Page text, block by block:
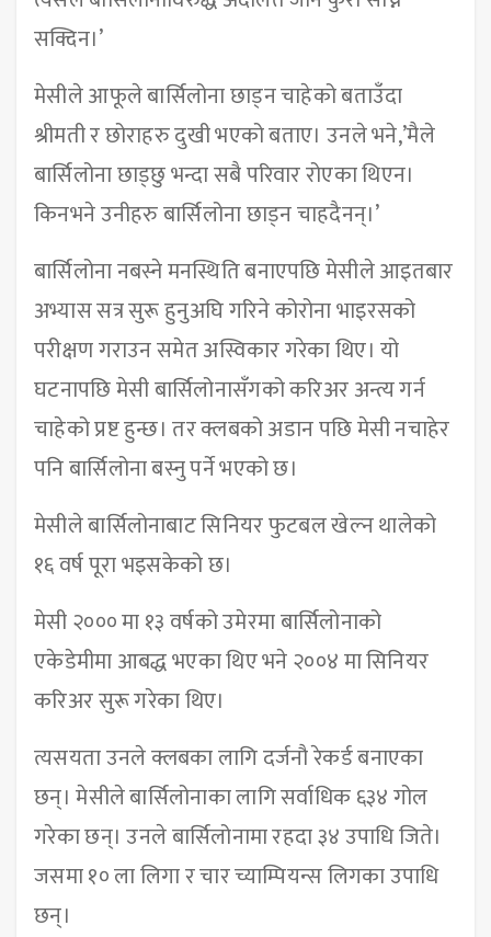
सक्दिन।’
मेसीले आफूले बार्सिलोना छाड्न चाहेको बताउँदा
श्रीमती र छोराहरु दुखी भएको बताए। उनले भने,’मैले
बार्सिलोना छाड्छु भन्दा सबै परिवार रोएका थिएन।
किनभने उनीहरु बार्सिलोना छाड्न चाहदैनन्।’
बार्सिलोना नबस्ने मनस्थिति बनाएपछि मेसीले आइतबार
अभ्यास सत्र सुरू हुनुअघि गरिने कोरोना भाइरसको
परीक्षण गराउन समेत अस्विकार गरेका थिए। यो
घटनापछि मेसी बार्सिलोनासँगको करिअर अन्त्य गर्न
चाहेको प्रष्ट हुन्छ। तर क्लबको अडान पछि मेसी नचाहेर
पनि बार्सिलोना बस्नु पर्ने भएको छ।
मेसीले बार्सिलोनाबाट सिनियर फुटबल खेल्न थालेको
१६ वर्ष पूरा भइसकेको छ।
मेसी २००० मा १३ वर्षको उमेरमा बार्सिलोनाको
एकेडेमीमा आबद्ध भएका थिए भने २००४ मा सिनियर
करिअर सुरू गरेका थिए।
त्यसयता उनले क्लबका लागि दर्जनौ रेकर्ड बनाएका
छन्। मेसीले बार्सिलोनाका लागि सर्वाधिक ६३४ गोल
गरेका छन्। उनले बार्सिलोनामा रहदा ३४ उपाधि जिते।
जसमा १० ला लिगा र चार च्याम्पियन्स लिगका उपाधि
छन्।